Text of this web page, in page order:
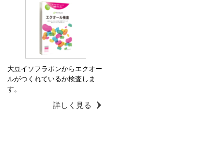
大豆イソフラボンからエクオー
ルがつくれているか検査しま
す。
詳しく見る